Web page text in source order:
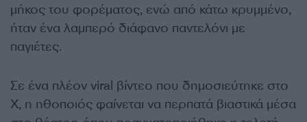
μήκος του φορέματος, ενώ από κάτω κρυμμένο,
ήταν ένα λαμπερό διάφανο παντελόνι με
παγιέτες.
Σε ένα πλέον viral βίντεο που δημοσιεύτηκε στο
X, η ηθοποιός φαίνεται να περπατά βιαστικά μέσα